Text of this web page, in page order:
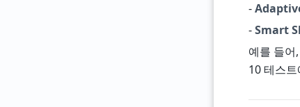
-
-Smart
예를 들
10 테스트